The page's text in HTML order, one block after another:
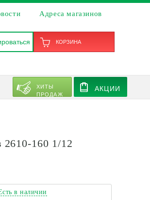
Адреса магазинов
КОРЗИНА
ХИТЫ
ПРОДАЖ
АКЦИИ
160 1/12
в наличии